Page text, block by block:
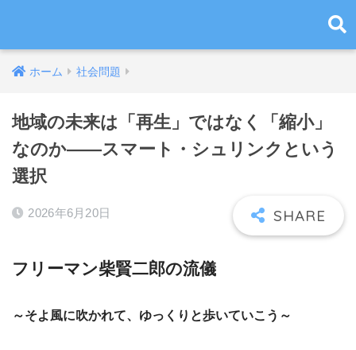
ホーム 社会問題
地域の未来は「再生」ではなく「縮小」
なのか――スマート・シュリンクという
選択
2026年6月20日
フリーマン柴賢二郎の流儀
～そよ風に吹かれて、ゆっくりと歩いていこう～